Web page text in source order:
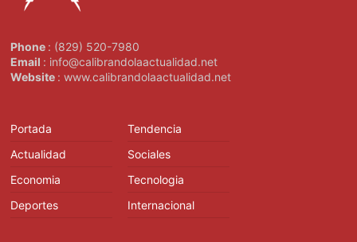
Phone : (829) 520-7980
Email : info@calibrandolaactualidad.net
Website : www.calibrandolaactualidad.net
Portada
Actualidad
Economia
Deportes
Tendencia
Sociales
Tecnologia
Internacional